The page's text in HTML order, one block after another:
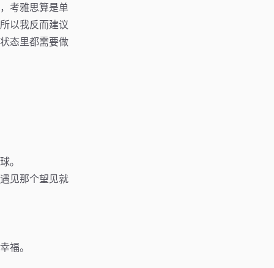
考雅思算是单
以我反而建议
态里都需要做
。
见那个望见就
福。